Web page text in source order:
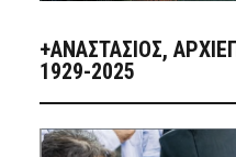
+ΑΝΑΣΤΆΣΙΟΣ,
1929-2025